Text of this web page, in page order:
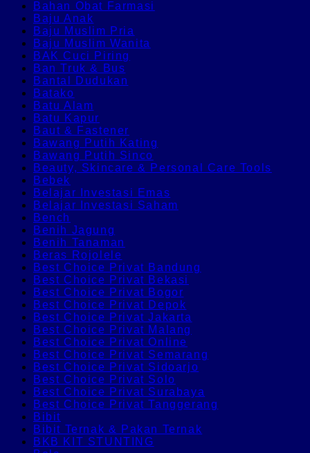
Bahan Obat Farmasi
Baju Anak
Baju Muslim Pria
Baju Muslim Wanita
BAK Cuci Piring
Ban Truk & Bus
Bantal Dudukan
Batako
Batu Alam
Batu Kapur
Baut & Fastener
Bawang Putih Kating
Bawang Putih Sinco
Beauty, Skincare & Personal Care Tools
Bebek
Belajar Investasi Emas
Belajar Investasi Saham
Bench
Benih Jagung
Benih Tanaman
Beras Rojolele
Best Choice Privat Bandung
Best Choice Privat Bekasi
Best Choice Privat Bogor
Best Choice Privat Depok
Best Choice Privat Jakarta
Best Choice Privat Malang
Best Choice Privat Online
Best Choice Privat Semarang
Best Choice Privat Sidoarjo
Best Choice Privat Solo
Best Choice Privat Surabaya
Best Choice Privat Tanggerang
Bibit
Bibit Ternak & Pakan Ternak
BKB KIT STUNTING